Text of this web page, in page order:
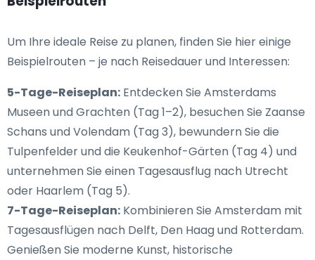
Um Ihre ideale Reise zu planen, finden Sie hier einige
Beispielrouten – je nach Reisedauer und Interessen:
5-Tage-Reiseplan: Entdecken Sie Amsterdams
Museen und Grachten (Tag 1–2), besuchen Sie Zaanse
Schans und Volendam (Tag 3), bewundern Sie die
Tulpenfelder und die Keukenhof-Gärten (Tag 4) und
unternehmen Sie einen Tagesausflug nach Utrecht
oder Haarlem (Tag 5).
7-Tage-Reiseplan: Kombinieren Sie Amsterdam mit
Tagesausflügen nach Delft, Den Haag und Rotterdam.
Genießen Sie moderne Kunst, historische